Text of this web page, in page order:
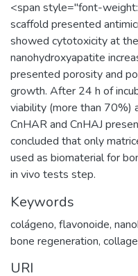
<span style="font-
scaffold presented
showed cytotoxicity at
nanohydroxyapatite
presented porosity and
growth. After 24 h of
viability (more than 70%)
CnHAR and CnHAJ
concluded that only
used as biomaterial for
in vivo tests step.
Keywords
colágeno, flavonoide,
bone regeneration,
URI